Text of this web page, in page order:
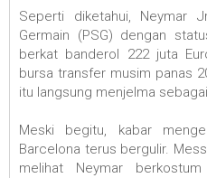
Seperti diketahui, Neymar
Germain (PSG) dengan
berkat banderol 222 juta
bursa transfer musim panas
itu langsung menjelma
Meski begitu, kabar
Barcelona terus bergulir.
melihat Neymar